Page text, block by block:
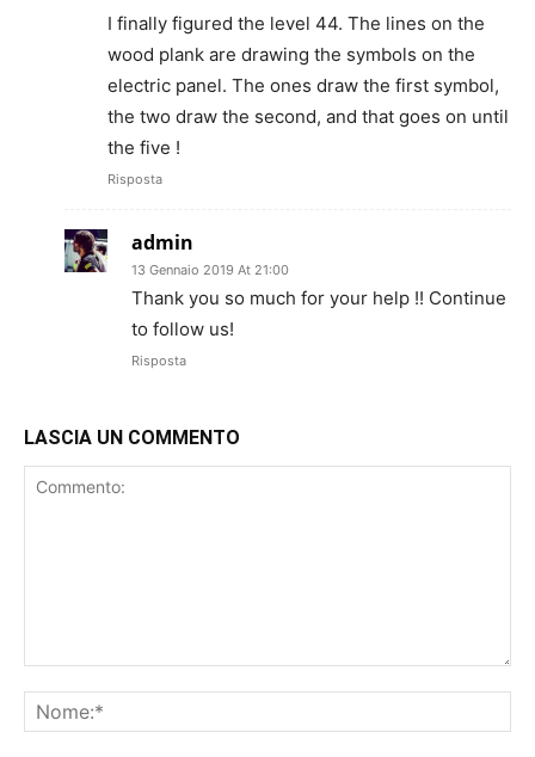
I finally figured the level 44. The lines on the
wood plank are drawing the symbols on the
electric panel. The ones draw the first symbol,
the two draw the second, and that goes on until
the five !
Risposta
admin
13 Gennaio 2019 At 21:00
Thank you so much for your help !! Continue
to follow us!
Risposta
LASCIA UN COMMENTO